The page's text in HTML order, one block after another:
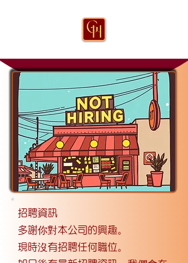
招聘資訊
多謝你對本公司的興趣。
現時沒有招聘任何職位。